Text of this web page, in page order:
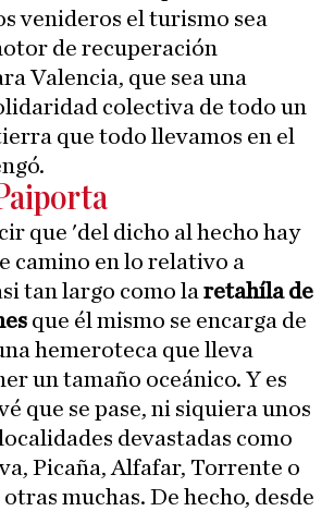
venideros el turismo sea
de recuperación
Valencia, que sea una
colectiva de todo un
que todo llevamos en el
que 'del dicho al hecho hay
camino en lo relativo a
tan largo como la retahíla de
que él mismo se encarga de
hemeroteca que lleva
un tamaño oceánico. Y es
que se pase, ni siquiera unos
devastadas como
Picaña, Alfafar, Torrente o
muchas. De hecho, desde